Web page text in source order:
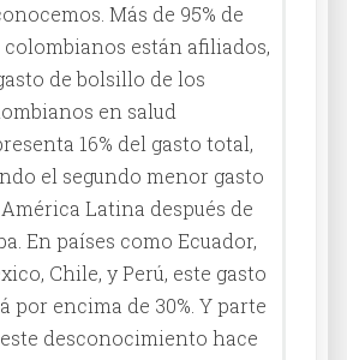
Más de 95% de
colombianos están afiliados,
de bolsillo de los
en salud
16% del gasto total,
el segundo menor gasto
Latina después de
En países como Ecuador,
Chile, y Perú, este gasto
por encima de 30%. Y parte
desconocimiento hace